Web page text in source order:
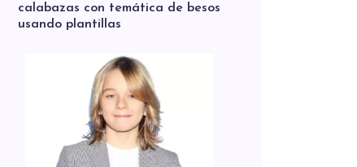
calabazas con temática de besos
usando plantillas